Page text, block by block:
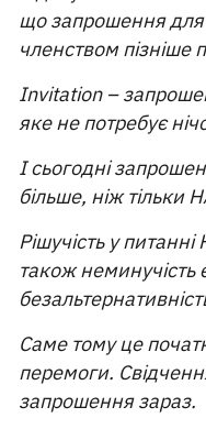
що запрошення для
членством пізніше
Invitation –
яке не потребує
І сьогодні
більше, ніж тільки
Рішучість у
також неминучість
Саме тому це
перемоги.
запрошення зараз.